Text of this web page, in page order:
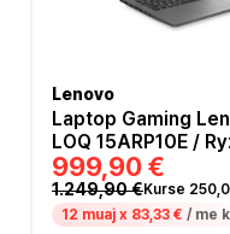
Lenovo
Laptop Gaming
LOQ 15ARP10E /
/ 16GB DDR5 /
Full HD AG 144Hz /
6GB / US - Luna
999,90 €
1.249,90 €Kurse
12 muaj x 83,33 € / me